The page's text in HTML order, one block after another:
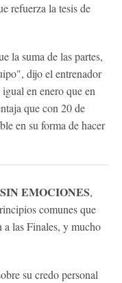
refuerza la tesis de
la suma de las partes,
dijo el entrenador
en enero que en
que con 20 de
en su forma de hacer
EMOCIONES,
comunes que
a las Finales, y mucho
su credo personal